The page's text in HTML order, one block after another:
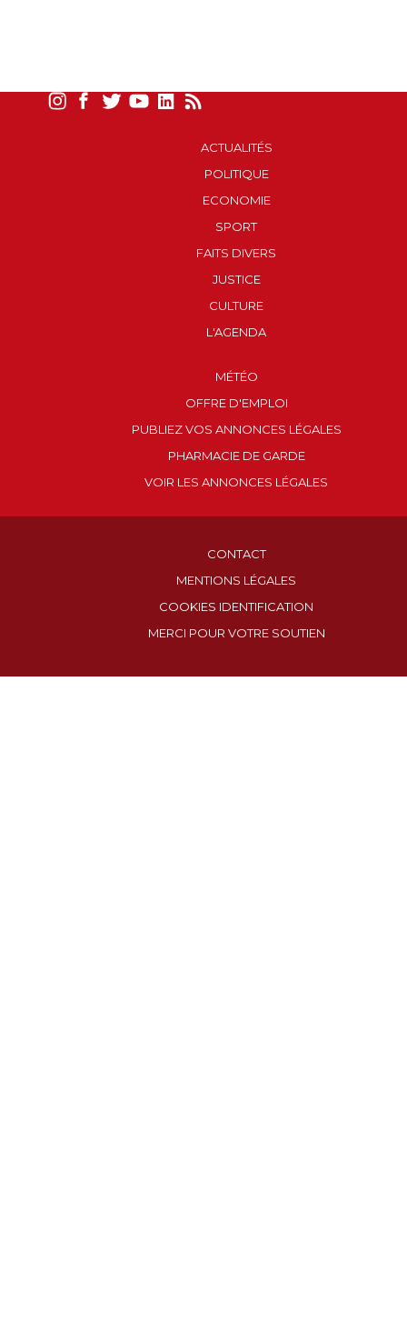
ACTUALITÉS
POLITIQUE
ECONOMIE
SPORT
FAITS DIVERS
JUSTICE
CULTURE
L'AGENDA
MÉTÉO
OFFRE D'EMPLOI
PUBLIEZ VOS ANNONCES LÉGALES
PHARMACIE DE GARDE
VOIR LES ANNONCES LÉGALES
CONTACT
MENTIONS LÉGALES
COOKIES IDENTIFICATION
MERCI POUR VOTRE SOUTIEN